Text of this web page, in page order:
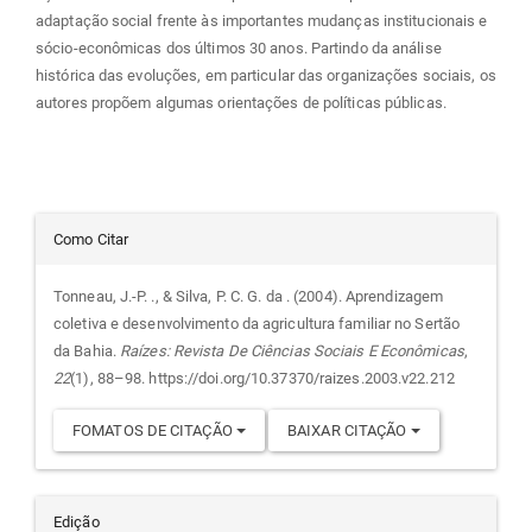
adaptação social frente às importantes mudanças institucionais e
sócio-econômicas dos últimos 30 anos. Partindo da análise
histórica das evoluções, em particular das organizações sociais, os
autores propõem algumas orientações de políticas públicas.
Detalhes
do
artigo
Como Citar
Tonneau, J.-P. ., & Silva, P. C. G. da . (2004). Aprendizagem
coletiva e desenvolvimento da agricultura familiar no Sertão
da Bahia. Raízes: Revista De Ciências Sociais E Econômicas,
22(1), 88–98. https://doi.org/10.37370/raizes.2003.v22.212
FOMATOS DE CITAÇÃO BAIXAR CITAÇÃO
Edição